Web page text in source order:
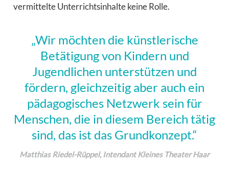
vermittelte Unterrichtsinhalte keine Rolle.
„Wir möchten die künstlerische
Betätigung von Kindern und
Jugendlichen unterstützen und
fördern, gleichzeitig aber auch ein
pädagogisches Netzwerk sein für
Menschen, die in diesem Bereich tätig
sind, das ist das Grundkonzept.“
Matthias Riedel-Rüppel, Intendant Kleines Theater Haar